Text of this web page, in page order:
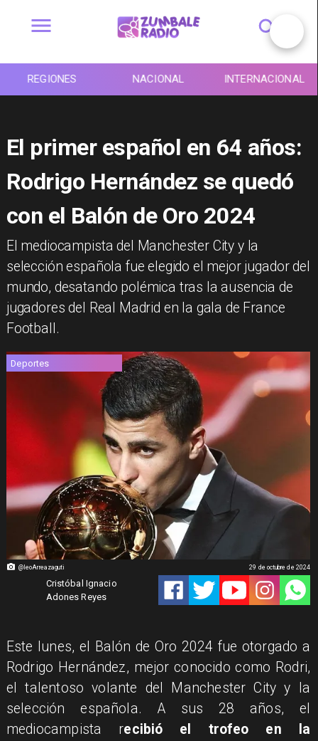
REGIONES NACIONAL INTERNACIONAL
El primer español en 64 años:
Rodrigo Hernández se quedó
con el Balón de Oro 2024
El mediocampista del Manchester City y la
selección española fue elegido el mejor jugador del
mundo, desatando polémica tras la ausencia de
jugadores del Real Madrid en la gala de France
Football.
@leoArreazaguti
Deportes
Cristóbal Ignacio
Adones Reyes
29 de octubre de 2024
Este lunes, el Balón de Oro 2024 fue otorgado a
Rodrigo Hernández, mejor conocido como Rodri,
el talentoso volante del Manchester City y la
selección española. A sus 28 años, el
mediocampista recibió el trofeo en la